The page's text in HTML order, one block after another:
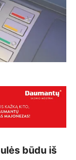
būdu iš